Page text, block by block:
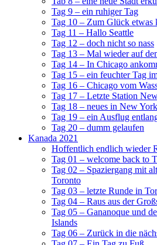
Tag 9 – ein ruhiger Tag
Tag 10 – Zum Glück etwas
Tag 11 – Hallo Seattle
Tag 12 – doch nicht so nass
Tag 13 – Mal wieder auf
Tag 14 – In Chicago
Tag 15 – ein feuchter Tag
Tag 16 – Chicago vom
Tag 17 – Letzte Station
Tag 18 – neues in New York
Tag 19 – ein Ausflug
Tag 20 – dumm gelaufen
Kanada 2021
Hoffentlich endlich wieder
Tag 01 – welcome back to
Tag 02 – Spaziergang mit
Toronto
Tag 03 – letzte Runde in
Tag 04 – Raus aus der
Tag 05 – Gananoque und
Islands
Tag 06 – Zurück in die